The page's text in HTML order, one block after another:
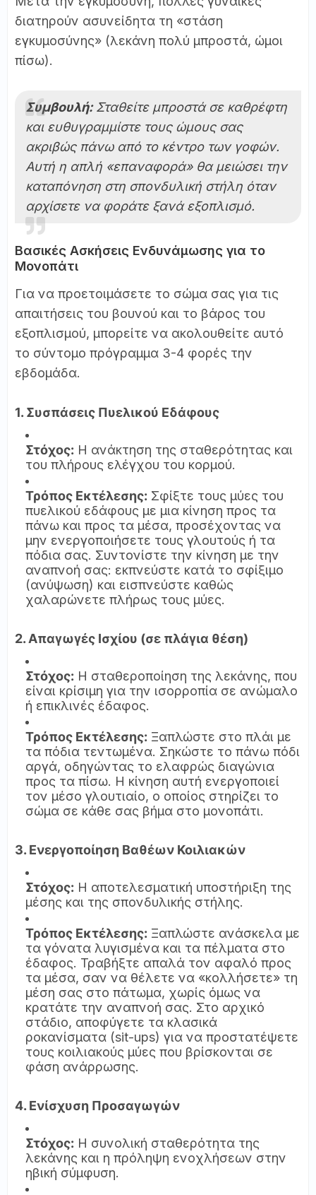
διατηρούν ασυνείδητα τη «στάση
εγκυμοσύνης» (λεκάνη πολύ μπροστά, ώμοι
πίσω).
Συμβουλή:Σταθείτε μπροστά σε καθρέφτη
και ευθυγραμμίστε τους ώμους σας
ακριβώς πάνω από το κέντρο των γοφών.
Αυτή η απλή «επαναφορά» θα μειώσει την
καταπόνηση στη σπονδυλική στήλη όταν
αρχίσετε να φοράτε ξανά εξοπλισμό.
Βασικές Ασκήσεις Ενδυνάμωσης για το
Μονοπάτι
Για να προετοιμάσετε το σώμα σας για τις
απαιτήσεις του βουνού και το βάρος του
εξοπλισμού, μπορείτε να ακολουθείτε αυτό
το σύντομο πρόγραμμα 3-4 φορές την
εβδομάδα.
1. Συσπάσεις Πυελικού Εδάφους
Στόχος: Η ανάκτηση της σταθερότητας και
του πλήρους ελέγχου του κορμού.
Τρόπος Εκτέλεσης: Σφίξτε τους μύες του
πυελικού εδάφους με μια κίνηση προς τα
πάνω και προς τα μέσα, προσέχοντας να
μην ενεργοποιήσετε τους γλουτούς ή τα
πόδια σας. Συντονίστε την κίνηση με την
αναπνοή σας: εκπνεύστε κατά το σφίξιμο
(ανύψωση) και εισπνεύστε καθώς
χαλαρώνετε πλήρως τους μύες.
2. Απαγωγές Ισχίου (σε πλάγια θέση)
Στόχος: Η σταθεροποίηση της λεκάνης, που
είναι κρίσιμη για την ισορροπία σε ανώμαλο
ή επικλινές έδαφος.
Τρόπος Εκτέλεσης: Ξαπλώστε στο πλάι με
τα πόδια τεντωμένα. Σηκώστε το πάνω πόδι
αργά, οδηγώντας το ελαφρώς διαγώνια
προς τα πίσω. Η κίνηση αυτή ενεργοποιεί
τον μέσο γλουτιαίο, ο οποίος στηρίζει το
σώμα σε κάθε σας βήμα στο μονοπάτι.
3. Ενεργοποίηση Βαθέων Κοιλιακών
Στόχος: Η αποτελεσματική υποστήριξη της
μέσης και της σπονδυλικής στήλης.
Τρόπος Εκτέλεσης: Ξαπλώστε ανάσκελα με
τα γόνατα λυγισμένα και τα πέλματα στο
έδαφος. Τραβήξτε απαλά τον αφαλό προς
τα μέσα, σαν να θέλετε να «κολλήσετε» τη
μέση σας στο πάτωμα, χωρίς όμως να
κρατάτε την αναπνοή σας. Στο αρχικό
στάδιο, αποφύγετε τα κλασικά
ροκανίσματα (sit-ups) για να προστατέψετε
τους κοιλιακούς μύες που βρίσκονται σε
φάση ανάρρωσης.
4. Ενίσχυση Προσαγωγών
Στόχος: Η συνολική σταθερότητα της
λεκάνης και η πρόληψη ενοχλήσεων στην
ηβική σύμφυση.